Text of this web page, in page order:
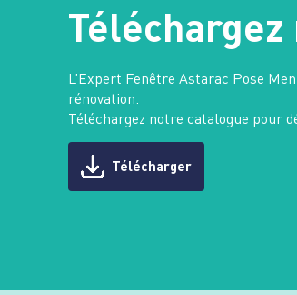
L’Expert Fenêtre Astarac Pose
rénovation.
Téléchargez notre catalogue pour
Télécharger